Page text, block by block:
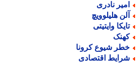
نادری
هلیلوویچ
وایتیتی
شیوع کرونا
اقتصادی